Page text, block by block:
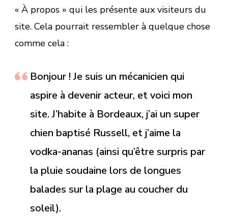
« À propos » qui les présente aux visiteurs du
site. Cela pourrait ressembler à quelque chose
comme cela :
Bonjour ! Je suis un mécanicien qui
aspire à devenir acteur, et voici mon
site. J’habite à Bordeaux, j’ai un super
chien baptisé Russell, et j’aime la
vodka-ananas (ainsi qu’être surpris par
la pluie soudaine lors de longues
balades sur la plage au coucher du
soleil).